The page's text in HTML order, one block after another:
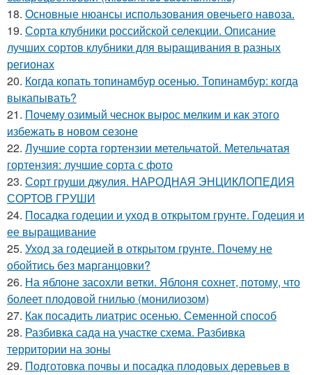
18. Основные нюансы использования овечьего навоза.
19. Сорта клубники российской селекции. Описание
лучших сортов клубники для выращивания в разных
регионах
20. Когда копать топинамбур осенью. Топинамбур: когда
выкапывать?
21. Почему озимый чеснок вырос мелким и как этого
избежать в новом сезоне
22. Лучшие сорта гортензии метельчатой. Метельчатая
гортензия: лучшие сорта с фото
23. Сорт груши джулия. НАРОДНАЯ ЭНЦИКЛОПЕДИЯ
СОРТОВ ГРУШИ
24. Посадка годеции и уход в открытом грунте. Годеция и
ее выращивание
25. Уход за годецией в открытом грунте. Почему не
обойтись без марганцовки?
26. На яблоне засохли ветки. Яблоня сохнет, потому, что
болеет плодовой гнилью (монилиозом)
27. Как посадить лиатрис осенью. Семенной способ
28. Разбивка сада на участке схема. Разбивка
территории на зоны
29. Подготовка почвы и посадка плодовых деревьев в